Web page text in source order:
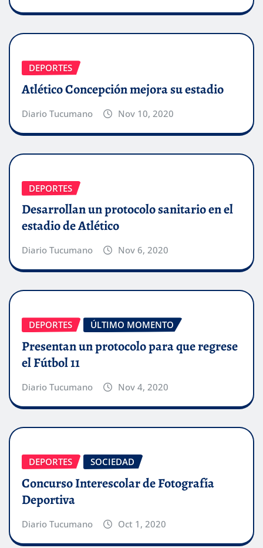
DEPORTES
Atlético Concepción mejora su estadio
Diario Tucumano Nov 10, 2020
DEPORTES
Desarrollan un protocolo sanitario en el
estadio de Atlético
Diario Tucumano Nov 6, 2020
DEPORTES ÚLTIMO MOMENTO
Presentan un protocolo para que regrese
el Fútbol 11
Diario Tucumano Nov 4, 2020
DEPORTES SOCIEDAD
Concurso Interescolar de Fotografía
Deportiva
Diario Tucumano Oct 1, 2020